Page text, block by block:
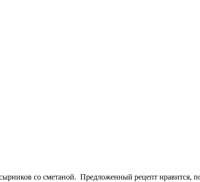
со сметаной. Предложенный рецепт нравится,